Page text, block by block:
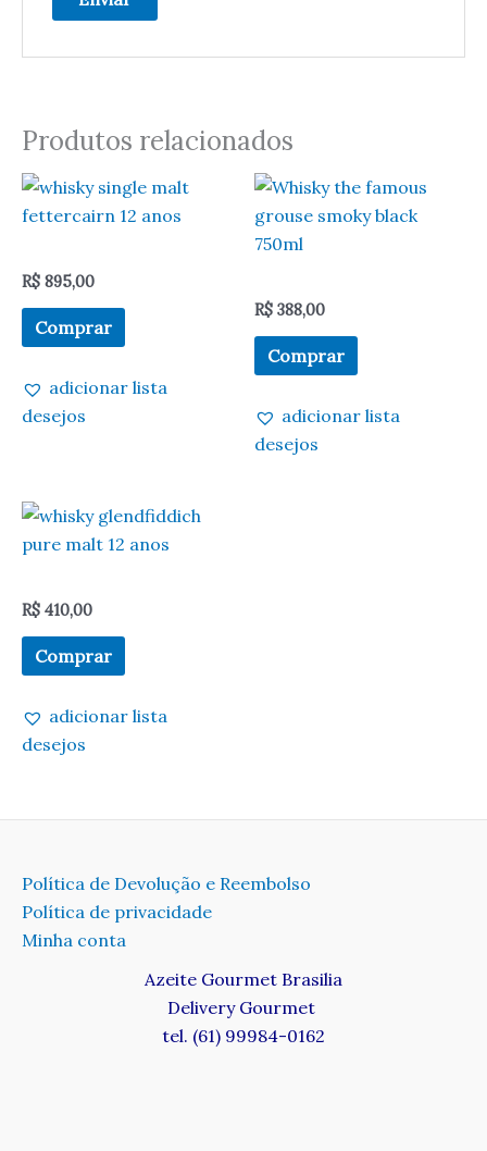
Produtos relacionados
R$ 895,00
Comprar
adicionar lista
desejos
R$ 388,00
Comprar
adicionar lista
desejos
R$ 410,00
Comprar
adicionar lista
desejos
Política de Devolução e Reembolso
Política de privacidade
Minha conta
Azeite Gourmet Brasilia
Delivery Gourmet
tel. (61) 99984-0162